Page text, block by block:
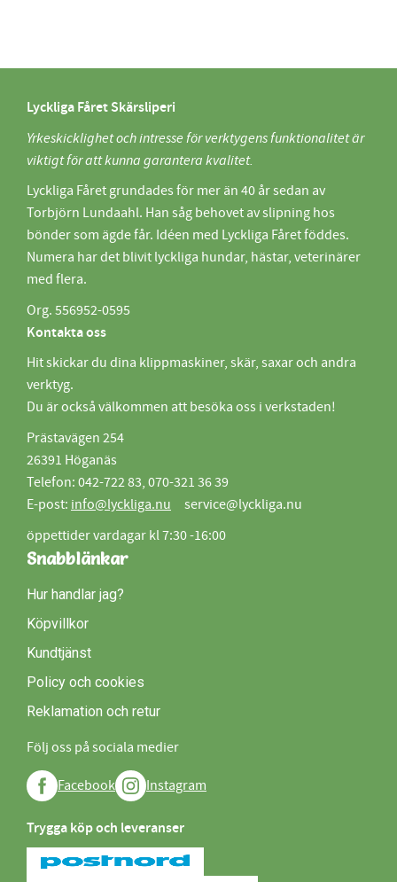
Lyckliga Fåret Skärsliperi
Yrkeskicklighet och intresse för verktygens funktionalitet är
viktigt för att kunna garantera kvalitet.
Lyckliga Fåret grundades för mer än 40 år sedan av
Torbjörn Lundaahl. Han såg behovet av slipning hos
bönder som ägde får. Idéen med Lyckliga Fåret föddes.
Numera har det blivit lyckliga hundar, hästar, veterinärer
med flera.
Org. 556952-0595
Kontakta oss
Hit skickar du dina klippmaskiner, skär, saxar och andra
verktyg.
Du är också välkommen att besöka oss i verkstaden!
Prästavägen 254
26391 Höganäs
Telefon: 042-722 83, 070-321 36 39
E-post: info@lyckliga.nu service@lyckliga.nu
öppettider vardagar kl 7:30 -16:00
Snabblänkar
Hur handlar jag?
Köpvillkor
Kundtjänst
Policy och cookies
Reklamation och retur
Följ oss på sociala medier
Facebook Instagram
Trygga köp och leveranser